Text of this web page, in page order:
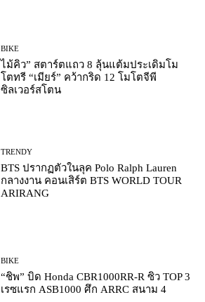
BIKE
ไม้คิว” สตาร์ตแถว 8 ลุ้นแต้มประเดิมโม
โตทรี “เมียร์” คว้ากริด 12 โมโตจีพี
ซิลเวอร์สโตน
TRENDY
BTS ปรากฏตัวในลุค Polo Ralph Lauren
กลางงาน คอนเสิร์ต BTS WORLD TOUR
ARIRANG
BIKE
“ชิพ” บิด Honda CBR1000RR-R ซิว TOP 3
เรซแรก ASB1000 ศึก ARRC สนาม 4